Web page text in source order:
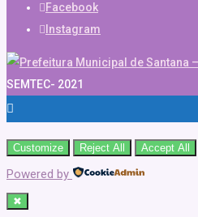
Facebook
Instagram
SEMTEC- 2021
Customize Reject All Accept All
Powered by
✖